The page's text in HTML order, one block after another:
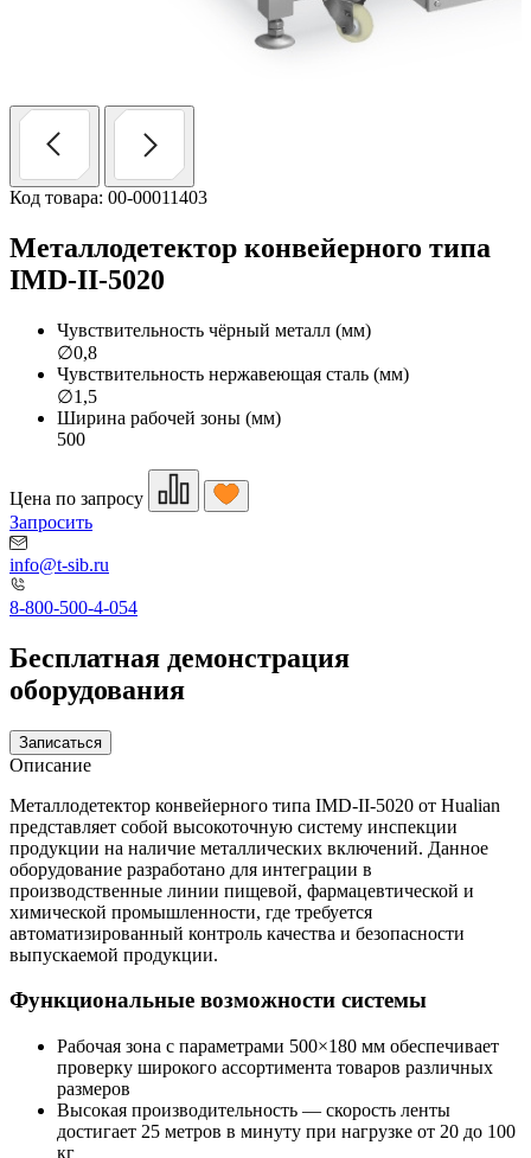
Код товара: 00-00011403
Металлодетектор конвейерного типа
IMD-II-5020
Чувствительность чёрный металл (мм)
∅0,8
Чувствительность нержавеющая сталь (мм)
∅1,5
Ширина рабочей зоны (мм)
500
Цена по запросу
Запросить
info@t-sib.ru
8-800-500-4-054
Бесплатная демонстрация
оборудования
Записаться
Описание
Металлодетектор конвейерного типа IMD-II-5020 от Hualian
представляет собой высокоточную систему инспекции
продукции на наличие металлических включений. Данное
оборудование разработано для интеграции в
производственные линии пищевой, фармацевтической и
химической промышленности, где требуется
автоматизированный контроль качества и безопасности
выпускаемой продукции.
Функциональные возможности системы
Рабочая зона с параметрами 500×180 мм обеспечивает
проверку широкого ассортимента товаров различных
размеров
Высокая производительность — скорость ленты
достигает 25 метров в минуту при нагрузке от 20 до 100
кг